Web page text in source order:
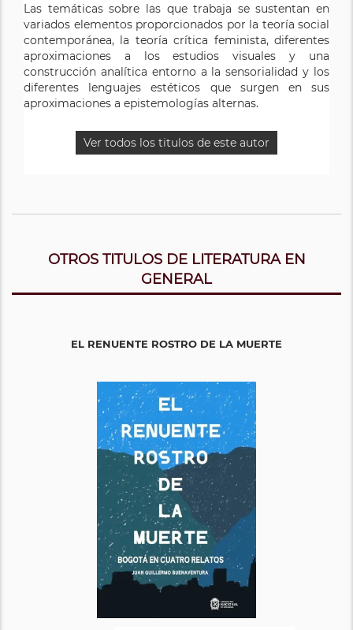
Las temáticas sobre las que trabaja se sustentan en
variados elementos proporcionados por la teoría social
contemporánea, la teoría crítica feminista, diferentes
aproximaciones a los estudios visuales y una
construcción analítica entorno a la sensorialidad y los
diferentes lenguajes estéticos que surgen en sus
aproximaciones a epistemologías alternas.
Ver todos los titulos de este autor
OTROS TITULOS DE LITERATURA EN
GENERAL
EL RENUENTE ROSTRO DE LA MUERTE